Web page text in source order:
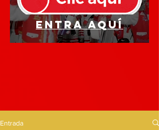
Entra aquí
Entrada